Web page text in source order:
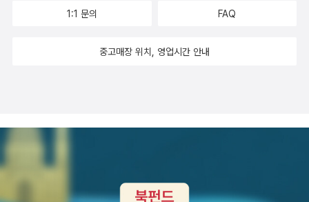
영어 표현>!!우리 아이 영어회화 선생님으로 임명합니다!위즈덤하우
만날 기회 주신 우리아이책카페와 위즈덤하우스에 진심으로 감사드
1:1 문의 FAQ
중고매장 위치, 영업시간 안내